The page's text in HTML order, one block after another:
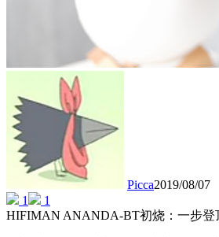
Picca2019/08/07
1
1
HIFIMAN ANANDA-BT初烧：一步登